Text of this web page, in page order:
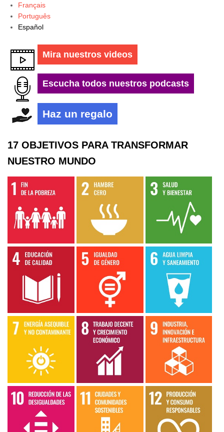
Français
Português
Español
Mira nuestros videos
Escucha todos nuestros podcasts
Haz un regalo
17 OBJETIVOS PARA TRANSFORMAR
NUESTRO MUNDO